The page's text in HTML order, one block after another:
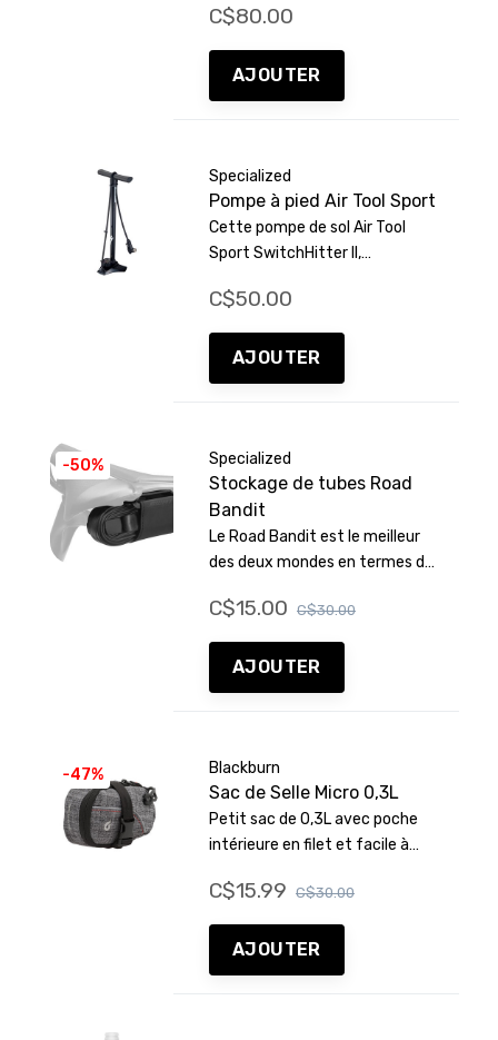
boue durable spécialement
conçu pour la Roll. Notre
installation sans souci signifie
que vous pouvez les ajouter
C$80.00
AJOUTER
Specialized
Pompe à pied Air Tool Sport
Cette pompe de sol Air Tool
Sport SwitchHitter II,
métallique, est livrée avec tous
les éléments essentiels pour un
gonflage facile et une lecture
précise.
C$50.00
AJOUTER
-50% Specialized
Stockage de tubes Road
Bandit
Le Road Bandit est le meilleur
des deux mondes en termes de
cyclistes sur route. La bobine
Road Tube, en instance de
brevet, a été intégrée dans le
design, ce qui la rend
C$15.00 C$30.00
AJOUTER
-47% Blackburn
Sac de Selle Micro 0,3L
Petit sac de 0,3L avec poche
intérieure en filet et facile à
C$15.99 C$30.00
AJOUTER